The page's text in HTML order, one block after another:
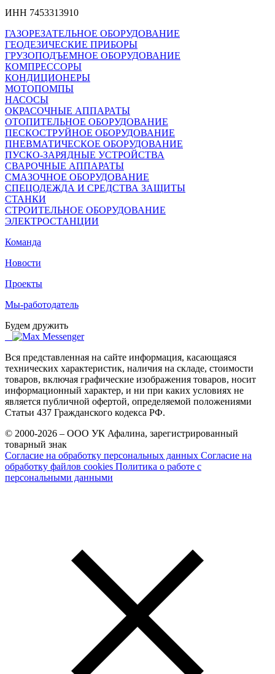
ИНН 7453313910
ГАЗОРЕЗАТЕЛЬНОЕ ОБОРУДОВАНИЕ
ГЕОДЕЗИЧЕСКИЕ ПРИБОРЫ
ГРУЗОПОДЪЕМНОЕ ОБОРУДОВАНИЕ
КОМПРЕССОРЫ
КОНДИЦИОНЕРЫ
МОТОПОМПЫ
НАСОСЫ
ОКРАСОЧНЫЕ АППАРАТЫ
ОТОПИТЕЛЬНОЕ ОБОРУДОВАНИЕ
ПЕСКОСТРУЙНОЕ ОБОРУДОВАНИЕ
ПНЕВМАТИЧЕСКОЕ ОБОРУДОВАНИЕ
ПУСКО-ЗАРЯДНЫЕ УСТРОЙСТВА
СВАРОЧНЫЕ АППАРАТЫ
СМАЗОЧНОЕ ОБОРУДОВАНИЕ
СПЕЦОДЕЖДА И СРЕДСТВА ЗАЩИТЫ
СТАНКИ
СТРОИТЕЛЬНОЕ ОБОРУДОВАНИЕ
ЭЛЕКТРОСТАНЦИИ
Команда
Новости
Проекты
Мы-работодатель
Будем дружить
Вся представленная на сайте информация, касающаяся
технических характеристик, наличия на складе, стоимости
товаров, включая графические изображения товаров, носит
информационный характер, и ни при каких условиях не
является публичной офертой, определяемой положениями
Статьи 437 Гражданского кодекса РФ.
© 2000-2026 – ООО УК Афалина, зарегистрированный
товарный знак
Согласие на обработку персональных данных Согласие на
обработку файлов cookies Политика о работе с
персональными данными